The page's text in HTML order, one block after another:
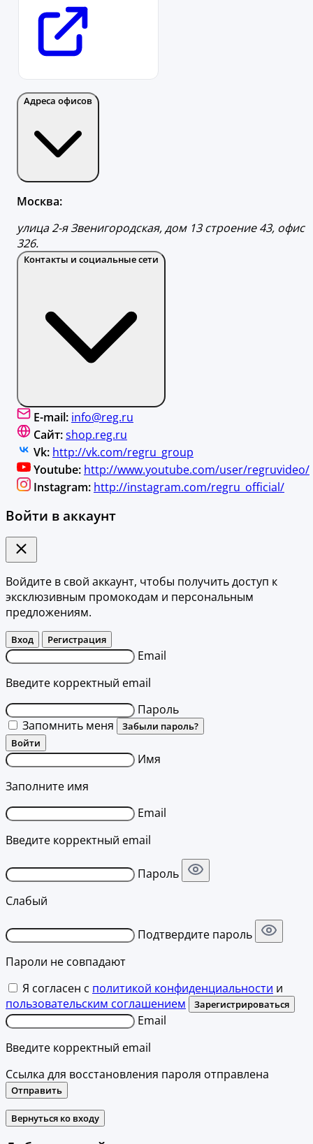
Адреса офисов
Москва:
улица 2-я Звенигородская, дом 13 строение 43, офис
326.
Контакты и социальные сети
E-mail: info@reg.ru
Сайт:shop.reg.ru
Vk: http://vk.com/regru_group
Youtube: http://www.youtube.com/user/regruvideo/
Instagram: http://instagram.com/regru_official/
Войти в аккаунт
Войдите в свой аккаунт, чтобы получить доступ к
эксклюзивным промокодам и персональным
предложениям.
Вход Регистрация
Email
Введите корректный email
Пароль
Запомнить меня
Забыли пароль?
Войти
Имя
Заполните имя
Email
Введите корректный email
Пароль
Слабый
Подтвердите пароль
Пароли не совпадают
Я согласен с политикой конфиденциальности и
пользовательским соглашением
Зарегистрироваться
Email
Введите корректный email
Ссылка для восстановления пароля отправлена
Отправить
Вернуться ко входу